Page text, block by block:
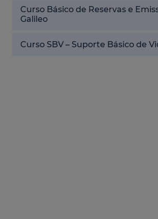
Curso Básico de Reservas e
Galileo
Curso SBV – Suporte Básico de